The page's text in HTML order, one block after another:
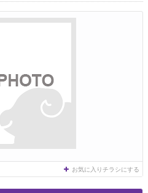
i
お気に入りチラシにする